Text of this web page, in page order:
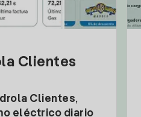
Clientes
Clientes,
eléctrico diario